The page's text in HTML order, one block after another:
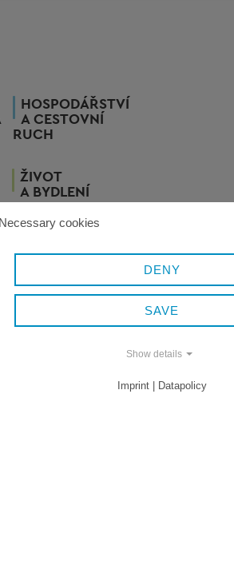
HOSPODÁŘSTVÍ
A CESTOVNÍ
RUCH
ŽIVOT
A BYDLENÍ
44
57-0
57-244
57-0
57-252
Necessary cookies
DENY
SAVE
Show details
Imprint | Datapolicy